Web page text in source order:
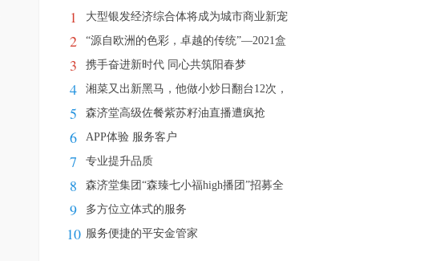
1
大型银发经济综合体将成为城市商业新宠
&#160
2
“源自欧洲的色彩，卓越的传统”—2021盒
马鲜生欧
3 携手奋进新时代 同心共筑阳春梦
4
湘菜又出新黑马，他做小炒日翻台12次，
逆势开出17
5 森济堂高级佐餐紫苏籽油直播遭疯抢
6 APP体验 服务客户
7 专业提升品质
8
森济堂集团“森臻七小福high播团”招募全
面启动
9 多方位立体式的服务
10 服务便捷的平安金管家